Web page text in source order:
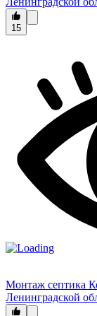
15
Монтаж септика
Ленинградской